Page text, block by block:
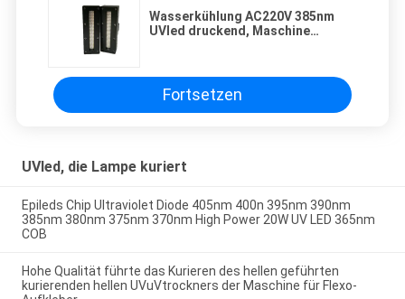
Wasserkühlung AC220V 385nm
UVled druckend, Maschine
Fortsetzen
UVled, die Lampe kuriert
Epileds Chip Ultraviolet Diode 405nm 400n 395nm 390nm
385nm 380nm 375nm 370nm High Power 20W UV LED 365nm
COB
Hohe Qualität führte das Kurieren des hellen geführten
kurierenden hellen UVuVtrockners der Maschine für Flexo-